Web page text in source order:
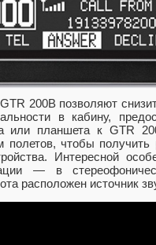
200B позволяют
в кабину,
или планшета к GTR
полетов, чтобы
Интересной
— в
расположен источник